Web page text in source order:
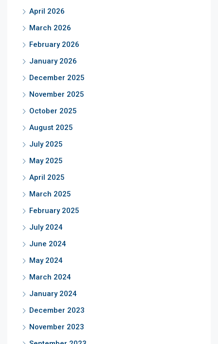
April 2026
March 2026
February 2026
January 2026
December 2025
November 2025
October 2025
August 2025
July 2025
May 2025
April 2025
March 2025
February 2025
July 2024
June 2024
May 2024
March 2024
January 2024
December 2023
November 2023